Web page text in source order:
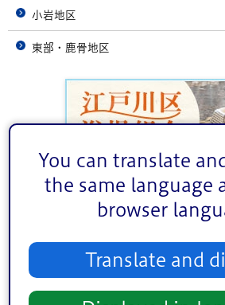
You can translate
the same language
browser
Translate and
小岩地区
東部・鹿骨地区